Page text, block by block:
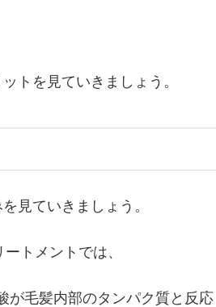
トを見ていきましょう。
見ていきましょう。
トメントでは、
が毛髪内部のタンパク質と反応